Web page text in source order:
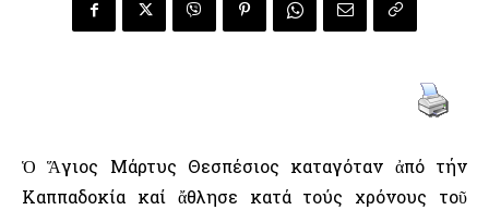
Ὁ Ἅγιος Μάρτυς Θεσπέσιος καταγόταν ἀπό τήν
Καππαδοκία καί ἄθλησε κατά τούς χρόνους τοῦ